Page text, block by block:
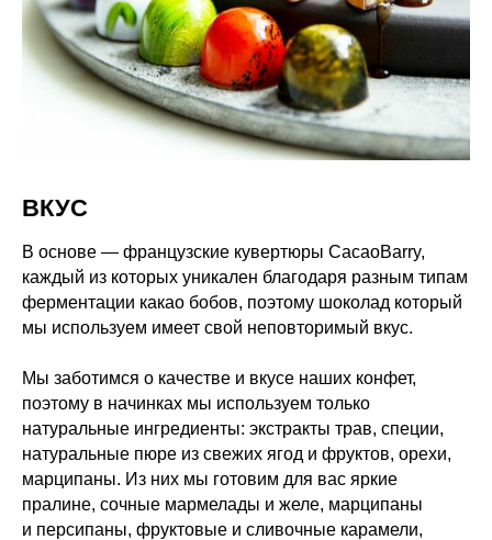
ВКУС
В основе — французские кувертюры CacaoBarry,
каждый из которых уникален благодаря разным типам
ферментации какао бобов, поэтому шоколад который
мы используем имеет свой неповторимый вкус.
Мы заботимся о качестве и вкусе наших конфет,
поэтому в начинках мы используем только
натуральные ингредиенты: экстракты трав, специи,
натуральные пюре из свежих ягод и фруктов, орехи,
марципаны. Из них мы готовим для вас яркие
пралине, сочные мармелады и желе, марципаны
и персипаны, фруктовые и сливочные карамели,